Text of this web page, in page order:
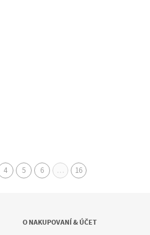
4 5 6 … 16
O NAKUPOVANÍ & ÚČET